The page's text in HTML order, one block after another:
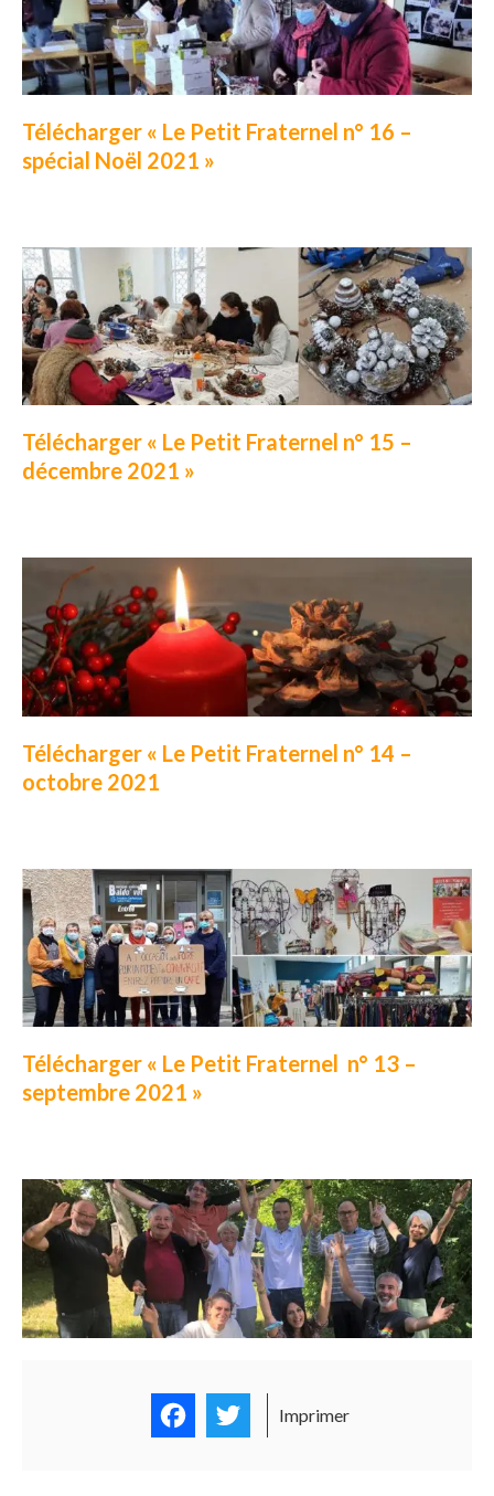
Télécharger « Le Petit Fraternel n° 16 –
spécial Noël 2021 »
Télécharger « Le Petit Fraternel n° 15 –
décembre 2021 »
Télécharger « Le Petit Fraternel n° 14 –
octobre 2021
Télécharger « Le Petit Fraternel n° 13 –
septembre 2021 »
FacebookTwitter
Imprimer